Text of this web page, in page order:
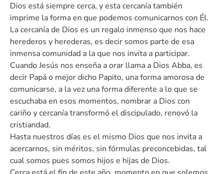
Dios está siempre cerca, y esta cercanía también
imprime la forma en que podemos comunicarnos con Él.
La cercanía de Dios es un regalo inmenso que nos hace
herederos y herederas, es decir somos parte de esa
inmensa comunidad a la que nos invita a participar.
Cuando Jesús nos enseña a orar llama a Dios Abba, es
decir Papá o mejor dicho Papito, una forma amorosa de
comunicarse, a la vez una forma diferente a lo que se
escuchaba en esos momentos, nombrar a Dios con
cariño y cercanía transformó el discipulado, renovó la
cristiandad.
Hasta nuestros días es el mismo Dios que nos invita a
acercarnos, sin méritos, sin fórmulas preconcebidas, tal
cual somos pues somos hijos e hijas de Dios.